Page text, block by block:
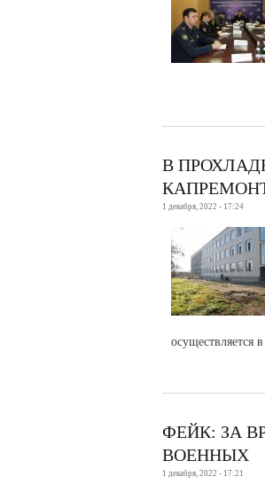
В
1 декабря, 2022 - 17:24
осуществляется
ФЕЙК: ЗА
ВОЕННЫХ
1 декабря, 2022 - 17:21